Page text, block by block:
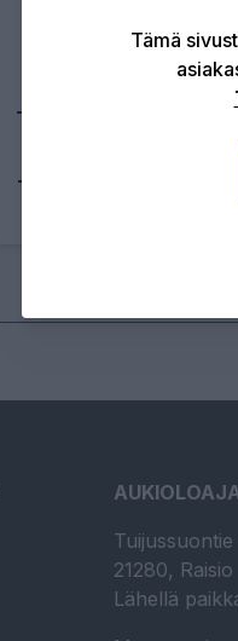
Tuotenumero:
21280, Raisio
Lähellä
Tämä